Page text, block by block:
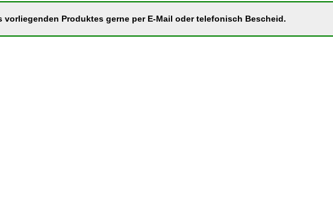
Produktes gerne per E-Mail oder telefonisch Bescheid.